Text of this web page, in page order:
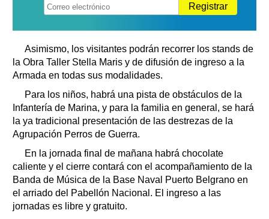
Registrar
Asimismo, los visitantes podrán recorrer los stands de
la Obra Taller Stella Maris y de difusión de ingreso a la
Armada en todas sus modalidades.
Para los niños, habrá una pista de obstáculos de la
Infantería de Marina, y para la familia en general, se hará
la ya tradicional presentación de las destrezas de la
Agrupación Perros de Guerra.
En la jornada final de mañana habrá chocolate
caliente y el cierre contará con el acompañamiento de la
Banda de Música de la Base Naval Puerto Belgrano en
el arriado del Pabellón Nacional. El ingreso a las
jornadas es libre y gratuito.